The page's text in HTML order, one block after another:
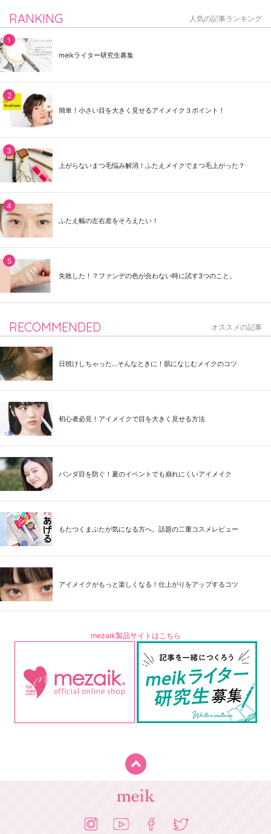
RANKING 人気の記事ランキング
meikライター研究生募集
簡単！小さい目を大きく見せるアイメイク３ポイント！
上がらないまつ毛悩み解消！ふたえメイクでまつ毛上がった？
ふたえ幅の左右差をそろえたい！
失敗した！？ファンデの色が合わない時に試す3つのこと。
RECOMMENDED オススメの記事
日焼けしちゃった...そんなときに！肌になじむメイクのコツ
初心者必見！アイメイクで目を大きく見せる方法
パンダ目を防ぐ！夏のイベントでも崩れにくいアイメイク
もたつくまぶたが気になる方へ。話題の二重コスメレビュー
アイメイクがもっと楽しくなる！仕上がりをアップするコツ
mezaik製品サイトはこちら